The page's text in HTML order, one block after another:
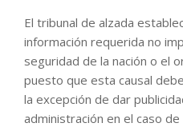
El tribunal de alzada
información requerida no
seguridad de la nación o el
puesto que esta causal
la excepción de dar
administración en el caso